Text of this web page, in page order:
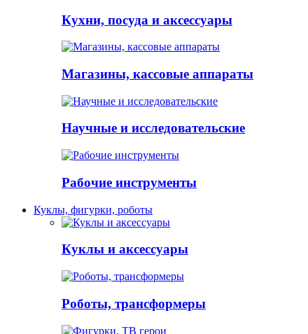
Кухни, посуда и аксессуары
Магазины, кассовые аппараты
Научные и исследовательские
Рабочие инструменты
Куклы, фигурки, роботы
Куклы и аксессуары
Роботы, трансформеры